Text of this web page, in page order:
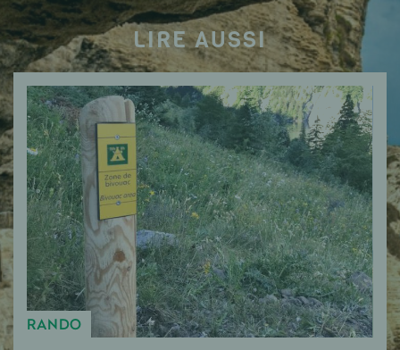
LIRE AUSSI
RANDO